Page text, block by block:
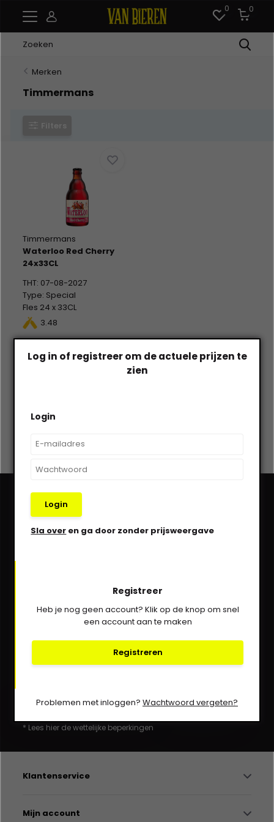
0 0
Log in of registreer om de actuele prijzen te
zien
Login
Login
Sla over en ga door zonder prijsweergave
Registreer
Heb je nog geen account? Klik op de knop om snel
een account aan te maken
Registreren
Problemen met inloggen? Wachtwoord vergeten?
Merken
Timmermans
Timmermans
Waterloo Red Cherry
24x33CL
THT: 07-08-2027
Type: Special
Fles 24 x 33CL
Alc %: 8,00
Statiegeld: Fles 24x0,10 +
3.48
Op voorraad
Heb je een vraag?
verkoop@vanbieren.nl
Abonneer
* Lees hier de wettelijke beperkingen
Klantenservice
Mijn account